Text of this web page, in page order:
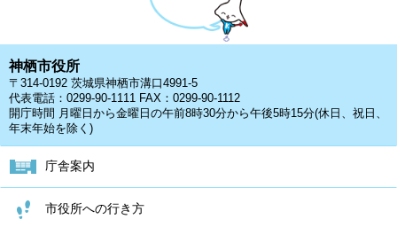
神栖市役所
〒314-0192 茨城県神栖市溝口4991-5
代表電話：0299-90-1111 FAX：0299-90-1112
開庁時間 月曜日から金曜日の午前8時30分から午後5時15分(休日、祝日、
年末年始を除く)
庁舎案内
市役所への行き方